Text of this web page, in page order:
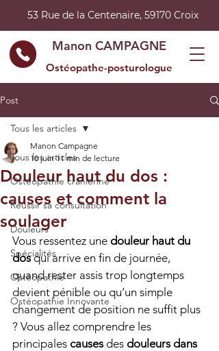
53 Rue de la Centenaire, 59170 Croix
Manon CAMPAGNE
Ostéopathe-posturologue
Post
Tous les articles
Ostéopathie crânienne
Réussir sa consultation
Douleurs
Spécialités
Ostéopathie
Ostéopathie Innovante
Tous les articles
Douleur haut du dos :
causes et comment la
soulager
Manon Campagne
10 juin 11 min de lecture
Vous ressentez une douleur haut du
dos qui arrive en fin de journée,
quand rester assis trop longtemps
devient pénible ou qu’un simple
changement de position ne suffit plus
? Vous allez comprendre les
principales causes des douleurs dans